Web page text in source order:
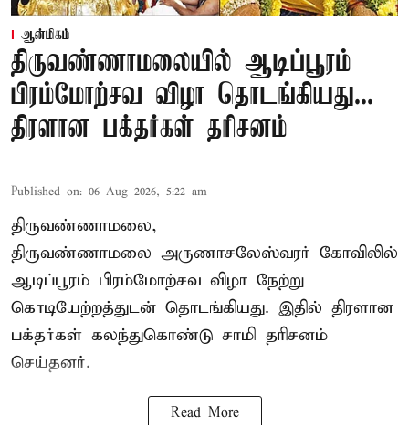
ஆன்மிகம்
திருவண்ணாமலையில் ஆடிப்பூரம்
பிரம்மோற்சவ விழா தொடங்கியது...
திரளான பக்தர்கள் தரிசனம்
Published on: 06 Aug 2026, 5:22 am
திருவண்ணாமலை,
திருவண்ணாமலை அருணாசலேஸ்வரர் கோவிலில்
ஆடிப்பூரம் பிரம்மோற்சவ விழா நேற்று
கொடியேற்றத்துடன் தொடங்கியது. இதில் திரளான
பக்தர்கள் கலந்துகொண்டு சாமி தரிசனம்
செய்தனர்.
Read More